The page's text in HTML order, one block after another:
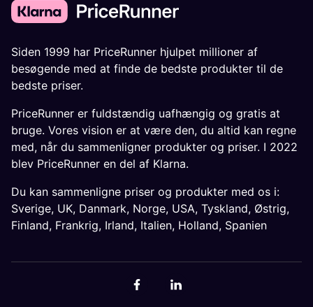
Siden 1999 har PriceRunner hjulpet millioner af
besøgende med at finde de bedste produkter til de
bedste priser.
PriceRunner er fuldstændig uafhængig og gratis at
bruge. Vores vision er at være den, du altid kan regne
med, når du sammenligner produkter og priser. I 2022
blev PriceRunner en del af Klarna.
Du kan sammenligne priser og produkter med os i:
Sverige, UK, Danmark, Norge, USA, Tyskland, Østrig,
Finland, Frankrig, Irland, Italien, Holland, Spanien